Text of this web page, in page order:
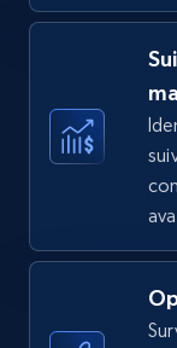
Amazon
upc numbers
Title, Seller
price,
more.
35.3K+
Amazon